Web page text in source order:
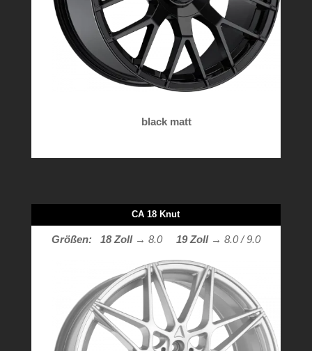
black matt
CA 18 Knut
Größen: 18 Zoll → 8.0 19 Zoll → 8.0 / 9.0